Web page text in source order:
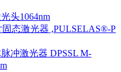
头1064nm
态激光器 ,PULSELAS®-P
冲激光器 DPSSL M-